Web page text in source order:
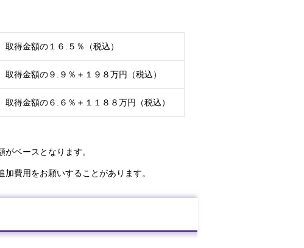
取得金額の１６.５％（税込）
取得金額の９.９％＋１９８万円（税込）
取得金額の６.６％＋１１８８万円（税込）
ベースとなります。
費用をお願いすることがあります。